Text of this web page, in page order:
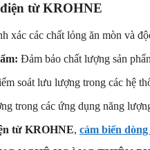
từ KROHNE
xác các chất lỏng ăn mòn và
Đảm bảo chất lượng sản
soát lưu lượng trong các hệ
trong các ứng dụng năng
từ KROHNE, cảm biến